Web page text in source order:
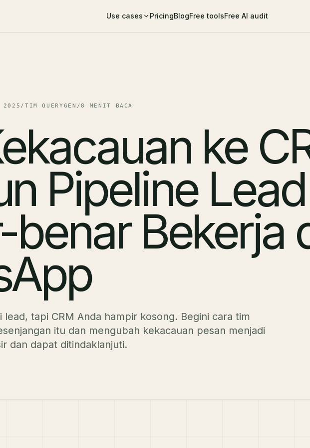
Use cases PricingBlogFree toolsFree AI audit
/ TIM QUERYGEN /8 MENIT BACA
ke
Pipeline
benar Bekerja
lead, tapi CRM Anda hampir kosong. Begini cara tim
itu dan mengubah kekacauan pesan menjadi
dan dapat ditindaklanjuti.